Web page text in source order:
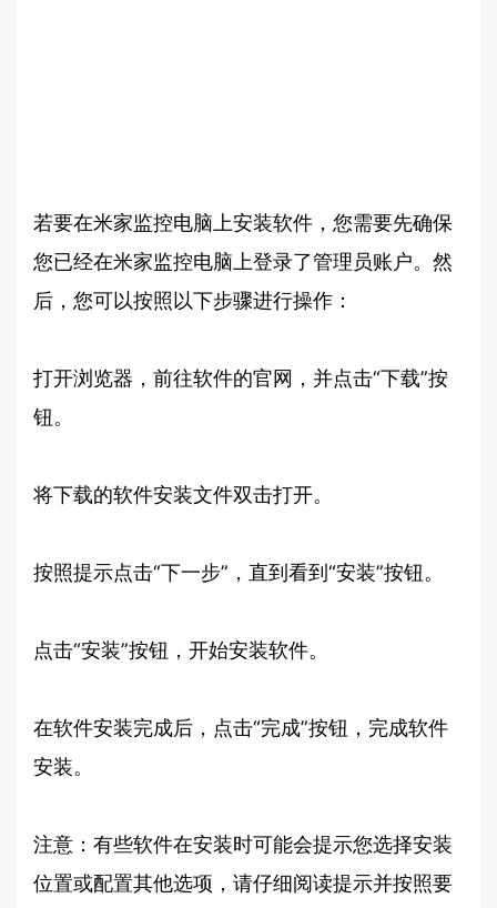
若要在米家监控电脑上安装软件，您需要先确保
您已经在米家监控电脑上登录了管理员账户。然
后，您可以按照以下步骤进行操作：
打开浏览器，前往软件的官网，并点击“下载”按
钮。
将下载的软件安装文件双击打开。
按照提示点击“下一步”，直到看到“安装”按钮。
点击“安装”按钮，开始安装软件。
在软件安装完成后，点击“完成”按钮，完成软件
安装。
注意：有些软件在安装时可能会提示您选择安装
位置或配置其他选项，请仔细阅读提示并按照要